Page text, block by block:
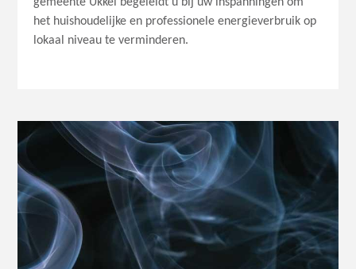
het huishoudelijke en professionele energieverbruik op
lokaal niveau te verminderen.